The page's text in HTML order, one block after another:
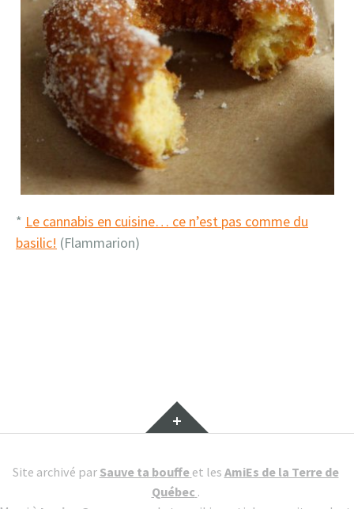
* Le cannabis en cuisine… ce n’est pas comme du
basilic! (Flammarion)
Site archivé par Sauve ta bouffe et les AmiEs de la Terre de
Québec .